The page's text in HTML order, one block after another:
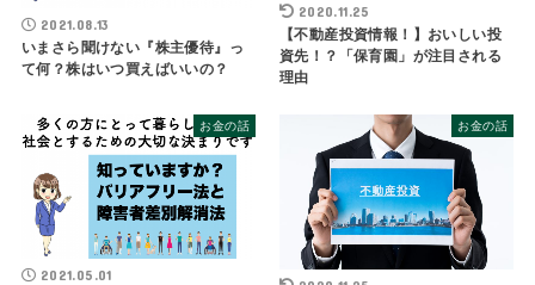
2021.08.13
いまさら聞けない『株主優待』っ
て何？株はいつ買えばいいの？
2020.11.25
【不動産投資情報！】おいしい投
資先！？「保育園」が注目される
理由
お金の話
2021.05.01
お金の話